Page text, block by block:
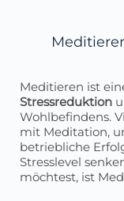
Meditieren ist
Stressreduktion
Wohlbefindens.
mit Meditation,
betriebliche
Stresslevel
möchtest, ist